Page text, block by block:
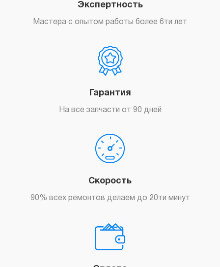
Экспертность
Мастера с опытом работы более 6ти лет
Гарантия
На все запчасти от 90 дней
Скорость
90% всех ремонтов делаем до 20ти минут